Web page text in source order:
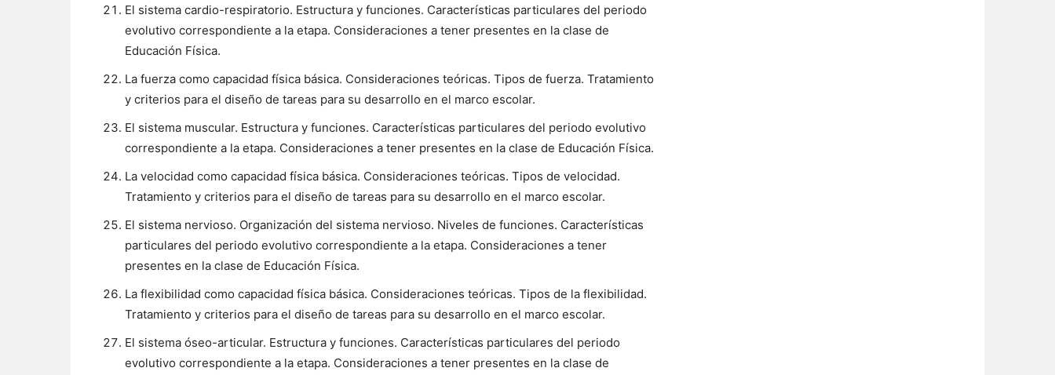
El sistema cardio-respiratorio. Estructura y funciones. Características particulares del periodo
evolutivo correspondiente a la etapa. Consideraciones a tener presentes en la clase de
Educación Física.
La fuerza como capacidad física básica. Consideraciones teóricas. Tipos de fuerza. Tratamiento
y criterios para el diseño de tareas para su desarrollo en el marco escolar.
El sistema muscular. Estructura y funciones. Características particulares del periodo evolutivo
correspondiente a la etapa. Consideraciones a tener presentes en la clase de Educación Física.
La velocidad como capacidad física básica. Consideraciones teóricas. Tipos de velocidad.
Tratamiento y criterios para el diseño de tareas para su desarrollo en el marco escolar.
El sistema nervioso. Organización del sistema nervioso. Niveles de funciones. Características
particulares del periodo evolutivo correspondiente a la etapa. Consideraciones a tener
presentes en la clase de Educación Física.
La flexibilidad como capacidad física básica. Consideraciones teóricas. Tipos de la flexibilidad.
Tratamiento y criterios para el diseño de tareas para su desarrollo en el marco escolar.
El sistema óseo-articular. Estructura y funciones. Características particulares del periodo
evolutivo correspondiente a la etapa. Consideraciones a tener presentes en la clase de